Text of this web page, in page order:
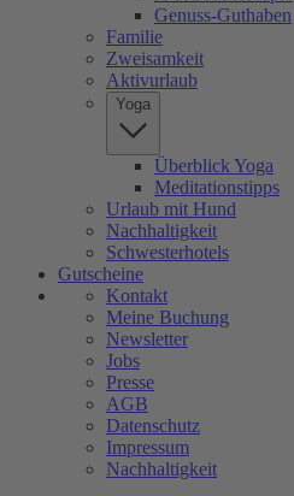
Genuss-Guthaben
Familie
Zweisamkeit
Aktivurlaub
Yoga
Überblick Yoga
Meditationstipps
Urlaub mit Hund
Nachhaltigkeit
Schwesterhotels
Gutscheine
Kontakt
Meine Buchung
Newsletter
Jobs
Presse
AGB
Datenschutz
Impressum
Nachhaltigkeit